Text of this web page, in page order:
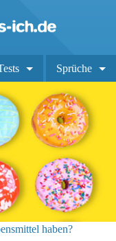
Sprüche
haben?